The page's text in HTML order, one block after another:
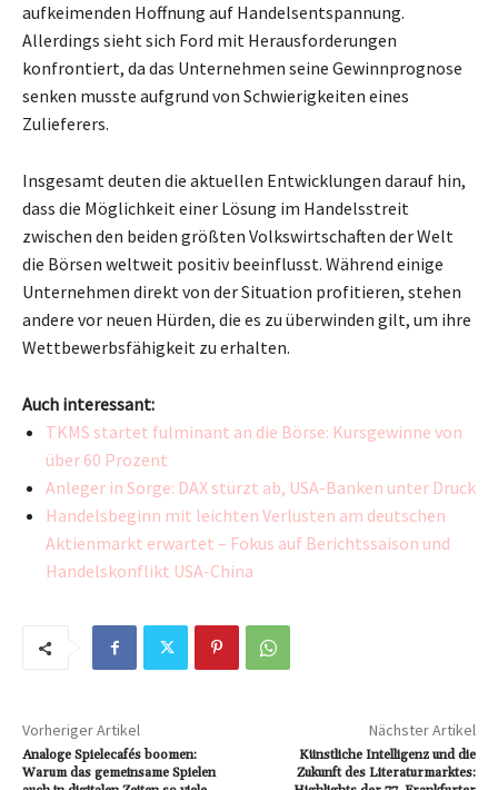
aufkeimenden Hoffnung auf Handelsentspannung.
Allerdings sieht sich Ford mit Herausforderungen
konfrontiert, da das Unternehmen seine Gewinnprognose
senken musste aufgrund von Schwierigkeiten eines
Zulieferers.
Insgesamt deuten die aktuellen Entwicklungen darauf hin,
dass die Möglichkeit einer Lösung im Handelsstreit
zwischen den beiden größten Volkswirtschaften der Welt
die Börsen weltweit positiv beeinflusst. Während einige
Unternehmen direkt von der Situation profitieren, stehen
andere vor neuen Hürden, die es zu überwinden gilt, um ihre
Wettbewerbsfähigkeit zu erhalten.
Auch interessant:
TKMS startet fulminant an die Börse: Kursgewinne von
über 60 Prozent
Anleger in Sorge: DAX stürzt ab, USA-Banken unter Druck
Handelsbeginn mit leichten Verlusten am deutschen
Aktienmarkt erwartet – Fokus auf Berichtssaison und
Handelskonflikt USA-China
Vorheriger Artikel
Analoge Spielecafés boomen:
Warum das gemeinsame Spielen
Nächster Artikel
Künstliche Intelligenz und die
Zukunft des Literaturmarktes: